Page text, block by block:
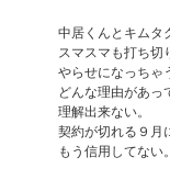
中居くんとキムタ
スマスマも打ち切
やらせになっちゃ
どんな理由があっ
理解出来ない。
契約が切れる９月
もう信用してない。